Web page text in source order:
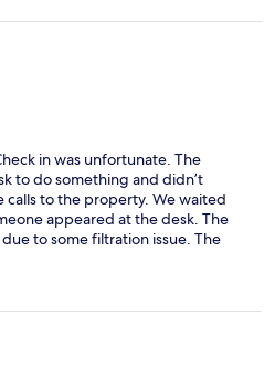
in was unfortunate. The
to do something and didn’t
to the property. We waited
appeared at the desk. The
to some filtration issue. The
amount of renovation however
the mess and the noise.